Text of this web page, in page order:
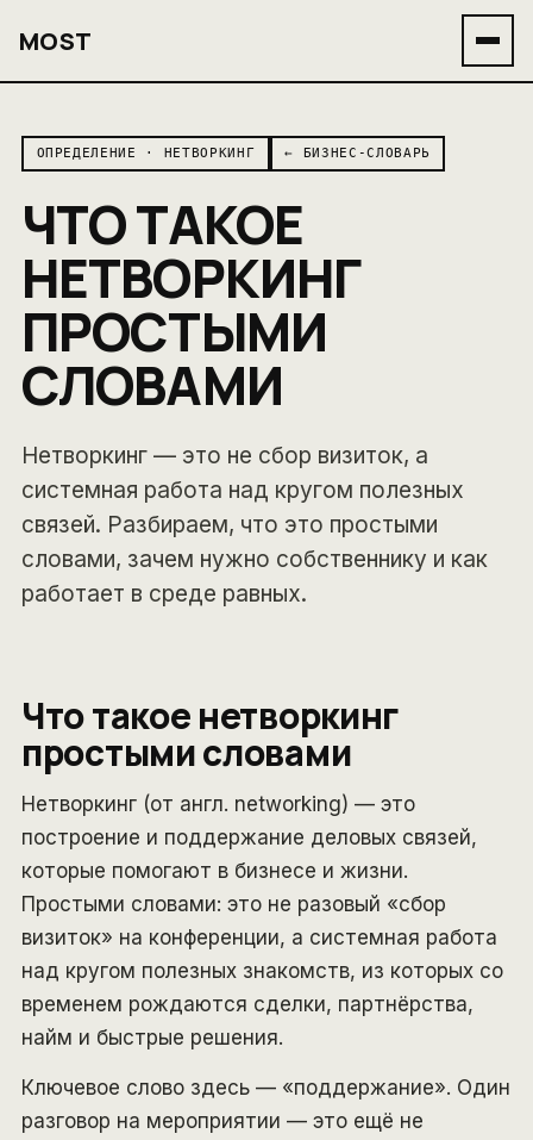
MOST
ОПРЕДЕЛЕНИЕ · НЕТВОРКИНГ ← БИЗНЕС-СЛОВАРЬ
ЧТО ТАКОЕ
НЕТВОРКИНГ
ПРОСТЫМИ
СЛОВАМИ
Нетворкинг — это не сбор визиток, а
системная работа над кругом полезных
связей. Разбираем, что это простыми
словами, зачем нужно собственнику и как
работает в среде равных.
Что такое нетворкинг
простыми словами
Нетворкинг (от англ. networking) — это
построение и поддержание деловых связей,
которые помогают в бизнесе и жизни.
Простыми словами: это не разовый «сбор
визиток» на конференции, а системная работа
над кругом полезных знакомств, из которых со
временем рождаются сделки, партнёрства,
найм и быстрые решения.
Ключевое слово здесь — «поддержание». Один
разговор на мероприятии — это ещё не